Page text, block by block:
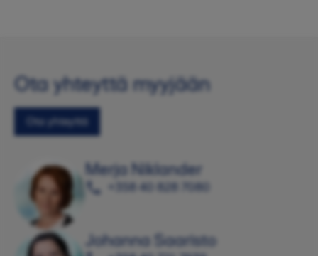
Ota yhteyttä myyjään
Ota yhteyttä
Merja Niklander
+358 40 828 7080
Johanna Saaristo